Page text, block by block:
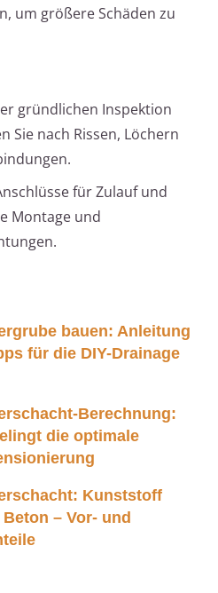
um größere Schäden zu
gründlichen Inspektion
Sie nach Rissen, Löchern
für Zulauf und
Montage und
bauen: Anleitung
für die DIY-Drainage
Berechnung:
die optimale
Kunststoff
– Vor- und